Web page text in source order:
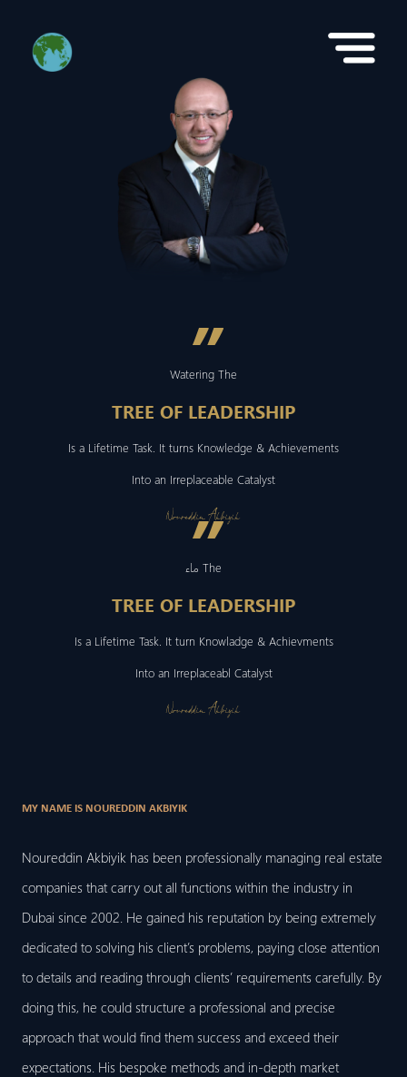
”
Watering The
TREE OF LEADERSHIP
Is a Lifetime Task. It turns Knowledge & Achievements
Into an Irreplaceable Catalyst
Noureddin Akbiyik
”
ماء The
TREE OF LEADERSHIP
Is a Lifetime Task. It turn Knowladge & Achievments
Into an Irreplaceabl Catalyst
Noureddin Akbiyik
MY NAME IS NOUREDDIN AKBIYIK
Noureddin Akbiyik has been professionally managing real estate
companies that carry out all functions within the industry in
Dubai since 2002. He gained his reputation by being extremely
dedicated to solving his client’s problems, paying close attention
to details and reading through clients’ requirements carefully. By
doing this, he could structure a professional and precise
approach that would find them success and exceed their
expectations. His bespoke methods and in-depth market